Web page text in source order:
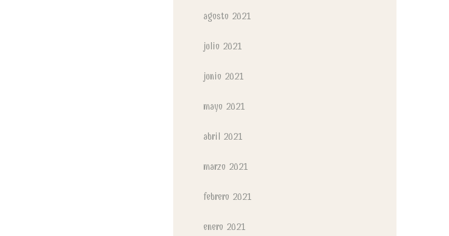
agosto 2021
julio 2021
junio 2021
mayo 2021
abril 2021
marzo 2021
febrero 2021
enero 2021